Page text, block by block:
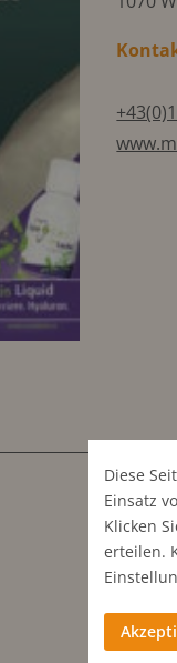
Diese
Einsatz
Klicken
erteilen.